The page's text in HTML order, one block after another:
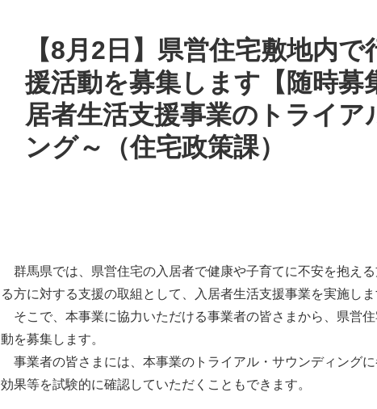
【8月2日】県営住宅敷地内
援活動を募集します【随時募
居者生活支援事業のトライア
ング～（住宅政策課）
群馬県では、県営住宅の入居者で健康や子育てに不安を抱え
る方に対する支援の取組として、入居者生活支援事業を実施しま
そこで、本事業に協力いただける事業者の皆さまから、県営
動を募集します。
事業者の皆さまには、本事業のトライアル・サウンディング
効果等を試験的に確認していただくこともできます。